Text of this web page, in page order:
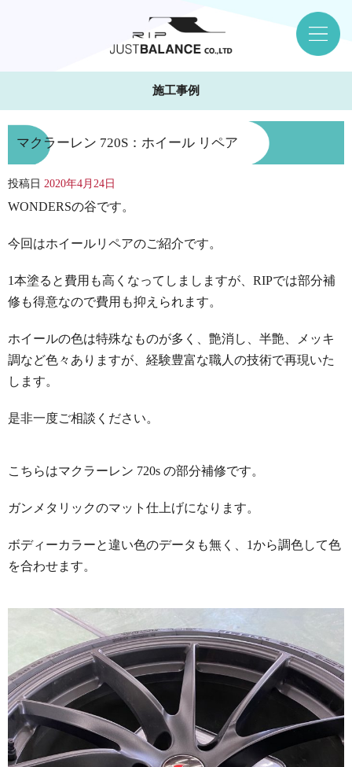
施工事例
マクラーレン 720S：ホイール リペア
投稿日 2020年4月24日
WONDERSの谷です。
今回はホイールリペアのご紹介です。
1本塗ると費用も高くなってしましますが、RIPでは部分補
修も得意なので費用も抑えられます。
ホイールの色は特殊なものが多く、艶消し、半艶、メッキ
調など色々ありますが、経験豊富な職人の技術で再現いた
します。
是非一度ご相談ください。
こちらはマクラーレン 720s の部分補修です。
ガンメタリックのマット仕上げになります。
ボディーカラーと違い色のデータも無く、1から調色して色
を合わせます。